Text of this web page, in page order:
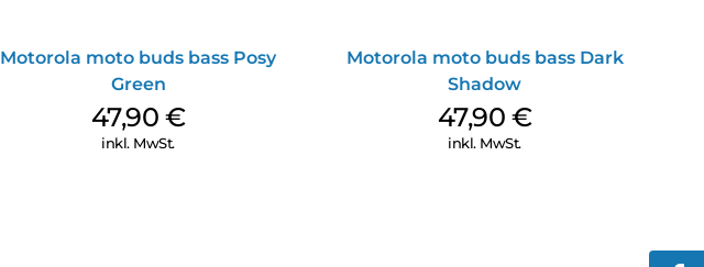
Motorola moto buds bass Posy
Green
47,90 €
inkl. MwSt.
Motorola moto buds bass Dark
Shadow
47,90 €
inkl. MwSt.